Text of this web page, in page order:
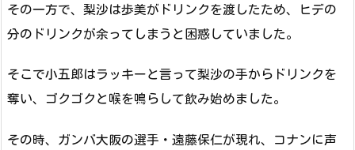
その一方で、梨沙は歩美がドリンクを渡したため、ヒデの
分のドリンクが余ってしまうと困惑していました。
そこで小五郎はラッキーと言って梨沙の手からドリンクを
奪い、ゴクゴクと喉を鳴らして飲み始めました。
その時、ガンバ大阪の選手・遠藤保仁が現れ、コナンに声